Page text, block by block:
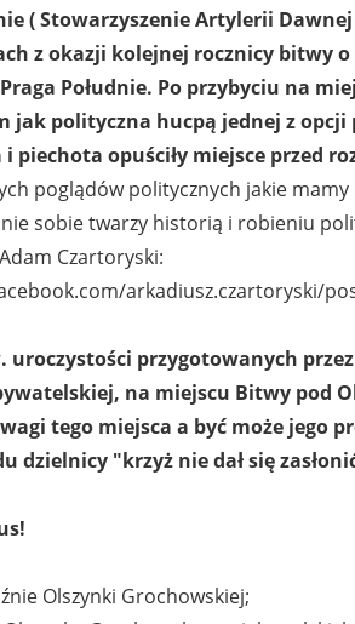
( Stowarzyszenie Artylerii Dawnej
z okazji kolejnej rocznicy bitwy
Południe. Po przybyciu na
jak polityczna hucpą jednej z
piechota opuściły miejsce przed
poglądów politycznych jakie
sobie twarzy historią i robieniu
Czartoryski:
arkadiusz.czartoryski/
uroczystości przygotowanych
na miejscu Bitwy pod
tego miejsca a być może jego
dzielnicy "krzyż nie dał się
Olszynki Grochowskiej;